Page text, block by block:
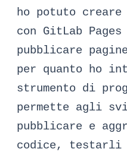
ho potuto
con GitLab
pubblicare
per quanto ho
strumento di
permette agli
pubblicare e
codice, testarli